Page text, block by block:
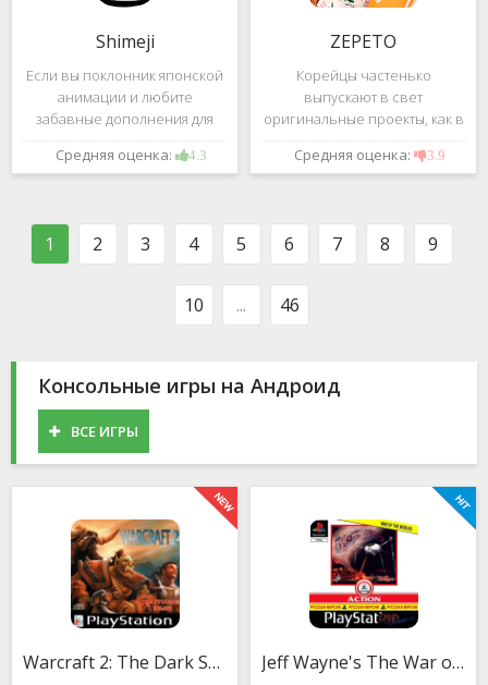
Shimeji
Если вы поклонник японской
анимации и любите
забавные дополнения для
своего смартфона, обратите
внимание на Shimeji -
устройства милыми
персонажами в
Средняя оценка: 4.3
ZEPETO
Корейцы частенько
выпускают в свет
оригинальные проекты, как в
сфере игр, так и приложений.
Так, ZEPETO стремительно
Южной Кореи, не смотря на
Средняя оценка: 3.9
1 2 3 4 5 6 7 8 9
10 ... 46
Консольные игры на Андроид
ВСЕ ИГРЫ
Warcraft 2: The Dark Saga Jeff Wayne's The War of the Worlds